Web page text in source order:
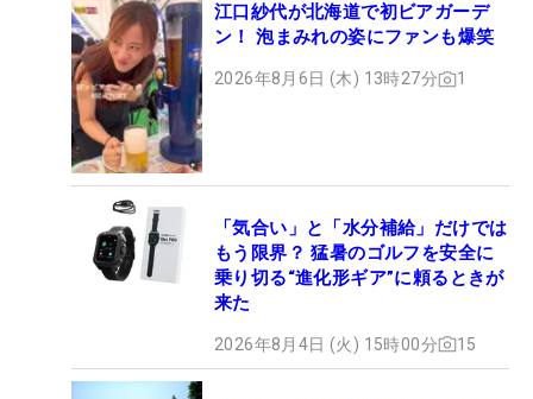
江口紗代が北海道で初ビアガーデ
ン！ 泡まみれの姿にファンも爆笑
2026年8月6日 (木) 13時27分 1
「気合い」と「水分補給」だけでは
もう限界？ 猛暑のゴルフを安全に
乗り切る“進化形ギア”に頼るときが
来た
2026年8月4日 (火) 15時00分 15